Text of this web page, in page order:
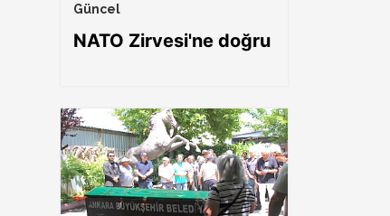
Güncel
NATO Zirvesi'ne doğru